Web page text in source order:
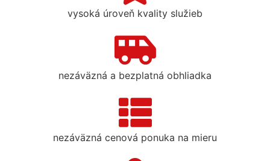
vysoká úroveň kvality služieb
nezáväzná a bezplatná obhliadka
nezáväzná cenová ponuka na mieru